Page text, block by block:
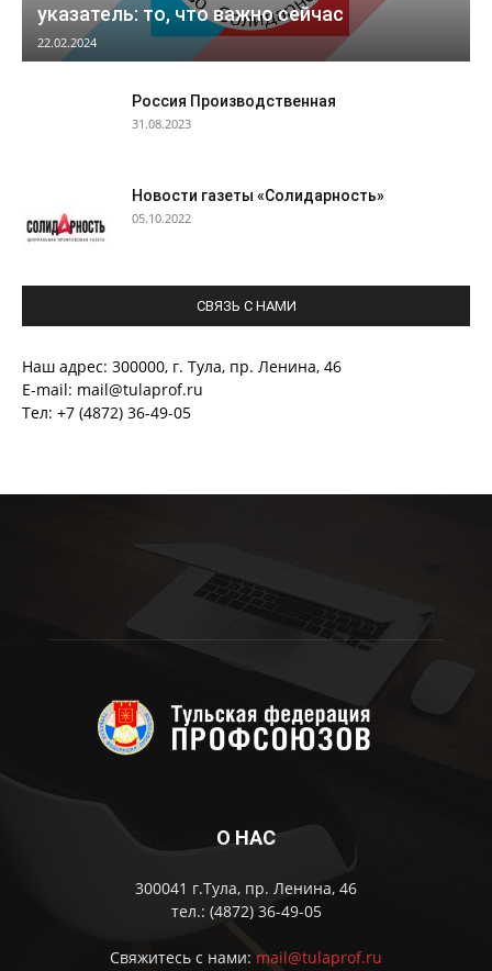
указатель: то, что важно сейчас
22.02.2024
Россия Производственная
31.08.2023
Новости газеты «Солидарность»
05.10.2022
СВЯЗЬ С НАМИ
Наш адрес: 300000, г. Тула, пр. Ленина, 46
E-mail: mail@tulaprof.ru
Тел: +7 (4872) 36-49-05
О НАС
300041 г.Тула, пр. Ленина, 46
тел.: (4872) 36-49-05
Свяжитесь с нами: mail@tulaprof.ru